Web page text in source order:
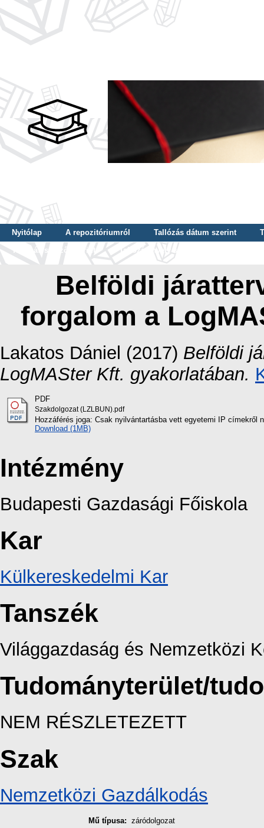
Nyitólap A repozitóriumról Tallózás dátum szerint
Tallózás szerző szerint
Tallózás nyelv szerint
Belföldi
forgalom a
Lakatos Dániel (2017) Belföldi
LogMASter Kft. gyakorlatában.
PDF
Szakdolgozat (LZLBUN).pdf
Hozzáférés joga: Csak nyilvántartásba vett egyetemi IP címekről
Download (1MB)
Intézmény
Budapesti Gazdasági Főiskola
Kar
Külkereskedelmi Kar
Tanszék
Világgazdaság és Nemzetközi
Tudományterület/
NEM RÉSZLETEZETT
Szak
Nemzetközi Gazdálkodás
Mű típusa: záródolgozat